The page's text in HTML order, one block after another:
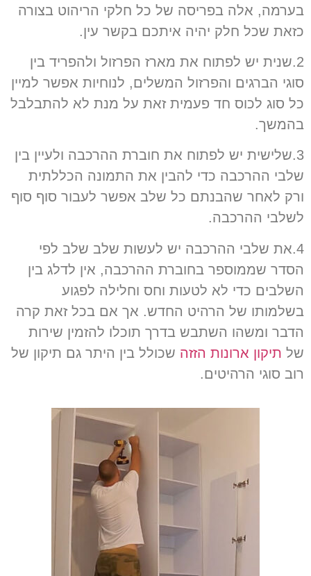
בערמה, אלה בפריסה של כל חלקי הריהוט בצורה
כזאת שכל חלק יהיה איתכם בקשר עין.
2.שנית יש לפתוח את מארז הפרזול ולהפריד בין
סוגי הברגים והפרזול המשלים, לנוחיות אפשר למיין
כל סוג לכוס חד פעמית זאת על מנת לא להתבלבל
בהמשך.
3.שלישית יש לפתוח את חוברת ההרכבה ולעיין בין
שלבי ההרכבה כדי להבין את התמונה הכללתית
ורק לאחר שהבנתם כל שלב אפשר לעבור סוף סוף
לשלבי ההרכבה.
4. את שלבי ההרכבה יש לעשות שלב שלב לפי
הסדר שממוספר בחוברת ההרכבה, אין לדלג בין
השלבים כדי לא לטעות וחס וחלילה לפגוע
בשלמותו של הרהיט החדש. אך אם בכל זאת קרה
הדבר ומשהו השתבש בדרך תוכלו להזמין שירות
של תיקון ארונות הזזה שכולל בין היתר גם תיקון של
רוב סוגי הרהיטים.